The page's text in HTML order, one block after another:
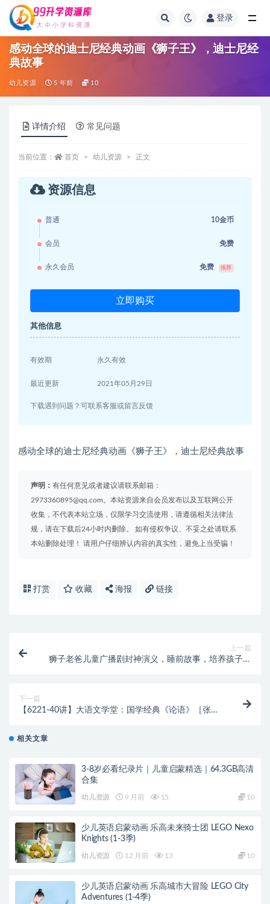
登录
感动全球的迪士尼经典动画《狮子王》，迪士尼经
典故事
幼儿资源 5 年前 10
详情介绍 常见问题
当前位置： 首页 幼儿资源 正文
资源信息
普通 10金币
会员 免费
永久会员 免费 推荐
立即购买
其他信息
有效期 永久有效
最近更新 2021年05月29日
下载遇到问题？可联系客服或留言反馈
感动全球的迪士尼经典动画《狮子王》，迪士尼经典故事
声明： 有任何意见或者建议请联系邮箱：
2973360895@qq.com。本站资源来自会员发布以及互联网公开
收集，不代表本站立场，仅限学习交流使用，请遵循相关法律法
规，请在下载后24小时内删除。 如有侵权争议、不妥之处请联系
本站删除处理！ 请用户仔细辨认内容的真实性，避免上当受骗！
打赏 收藏 海报 链接
上一篇
狮子老爸儿童广播剧封神演义，睡前故事，培养孩子兴
下一篇
【6221-40讲】大语文学堂：国学经典《论语》［张瑾
相关文章
3-8岁必看纪录片｜儿童启蒙精选｜64.3GB高清
合集
幼儿资源 9 月前 15 10
少儿英语启蒙动画 乐高未来骑士团 LEGO Nexo
Knights (1-3季)
幼儿资源 12 月前 13 10
少儿英语启蒙动画 乐高城市大冒险 LEGO City
Adventures (1-4季)